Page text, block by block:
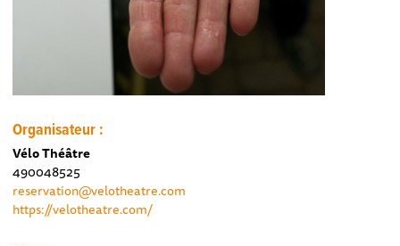
Organisateur :
Vélo Théâtre
490048525
reservation@velotheatre.com
https://velotheatre.com/